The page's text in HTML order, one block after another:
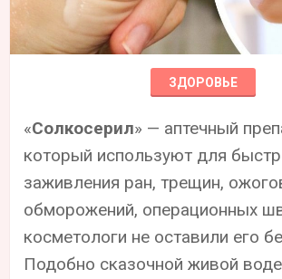
ЗДОРОВЬЕ
«Солкосерил» — аптечный
который используют для
заживления ран, трещин,
обморожений, операционных
косметологи не оставили его
Подобно сказочной живой